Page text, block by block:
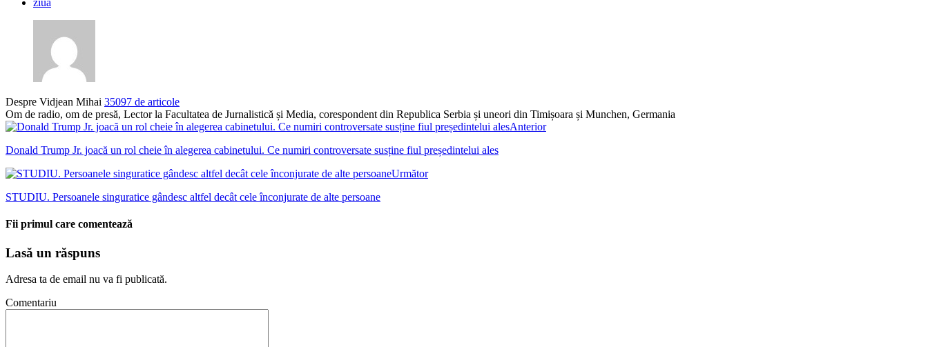
ziua
Despre Vidjean Mihai 35097 de articole
Om de radio, om de presă, Lector la Facultatea de Jurnalistică și Media, corespondent din Republica Serbia și uneori din Timișoara și Munchen, Germania
Anterior
Donald Trump Jr. joacă un rol cheie în alegerea cabinetului. Ce numiri controversate susține fiul președintelui ales
Următor
STUDIU. Persoanele singuratice gândesc altfel decât cele înconjurate de alte persoane
Fii primul care comentează
Lasă un răspuns
Adresa ta de email nu va fi publicată.
Comentariu